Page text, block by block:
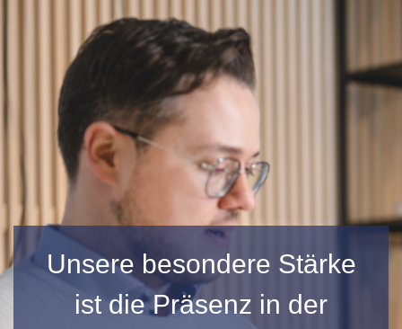
Unsere besondere Stärke
ist die Präsenz in der